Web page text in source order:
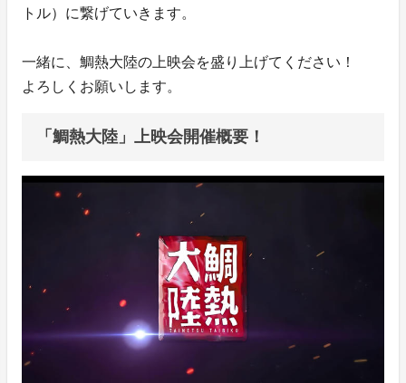
トル）に繋げていきます。
一緒に、鯛熱大陸の上映会を盛り上げてください！
よろしくお願いします。
「鯛熱大陸」上映会開催概要！